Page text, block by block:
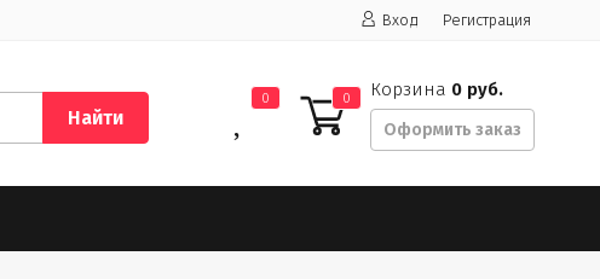
Вход Регистрация
Найти
0 0 Корзина 0 руб.
Оформить заказ